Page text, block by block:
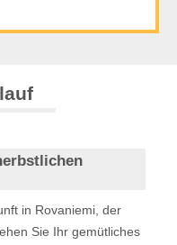
in Rovaniemi, der
Sie Ihr gemütliches